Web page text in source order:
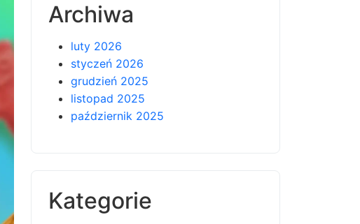
Archiwa
luty 2026
styczeń 2026
grudzień 2025
listopad 2025
październik 2025
Kategorie